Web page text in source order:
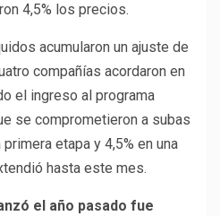
4,5% los precios.
acumularon un ajuste de
compañías acordaron en
el ingreso al programa
se comprometieron a subas
etapa y 4,5% en una
hasta este mes.
el año pasado fue